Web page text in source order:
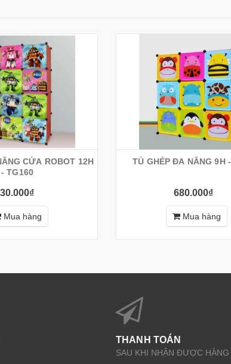
CỬA ROBOT 12H
- TG160
Mua hàng
TỦ GHÉP ĐA NĂNG 9H
680.000₫
Mua hàng
THANH TOÁN
SAU KHI NHẬN ĐƯỢC HÀNG